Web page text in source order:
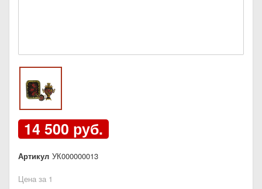
14 500 руб.
Артикул УК000000013
Цена за 1